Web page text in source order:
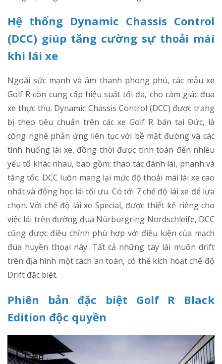
Hệ thống Dynamic Chassis Control
(DCC) giúp tăng cường sự thoải mái
khi lái xe
Ngoài sức mạnh và âm thanh phong phú, các mẫu xe
Golf R còn cung cấp hiệu suất tối đa, cho cảm giác đua
xe thực thụ. Dynamic Chassis Control (DCC) được trang
bị theo tiêu chuẩn trên các xe Golf R bán tại Đức, là
công nghệ phản ứng liên tục với bề mặt đường và các
tình huống lái xe, đồng thời được tính toán đến nhiều
yếu tố khác nhau, bao gồm: thao tác đánh lái, phanh và
tăng tốc. DCC luôn mang lại mức độ thoải mái lái xe cao
nhất và động học lái tối ưu. Có tới 7 chế độ lái xe để lựa
chọn. Với chế độ lái xe Special, được thiết kế riêng cho
việc lái trên đường đua Nürburgring Nordschleife, DCC
cũng được điều chỉnh phù hợp với điều kiện của mạch
đua huyền thoại này. Tất cả những tay lái muốn drift
trên địa hình một cách an toàn, có thể kích hoạt chế độ
Drift đặc biệt.
Phiên bản đặc biệt Golf R Black
Edition độc quyền